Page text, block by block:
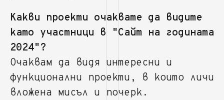
Какви проекти очаквате да видите
като участници в "Сайт на годината
2024"?
Очаквам да видя интересни и
функционални проекти, в които личи
вложена мисъл и почерк.